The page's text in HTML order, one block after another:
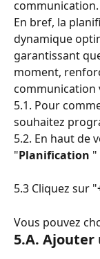
communication.
En bref, la
dynamique
garantissant
moment,
communication
5.1. Pour
souhaitez
5.2. En haut de
"Planification "
5.3 Cliquez sur "
Vous pouvez
5.A.